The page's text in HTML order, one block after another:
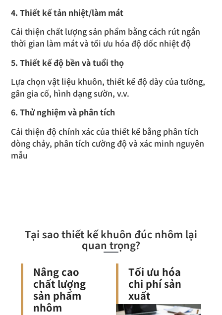
4. Thiết kế tản nhiệt/làm mát
Cải thiện chất lượng sản phẩm bằng cách rút ngắn
thời gian làm mát và tối ưu hóa độ dốc nhiệt độ
5. Thiết kế độ bền và tuổi thọ
Lựa chọn vật liệu khuôn, thiết kế độ dày của tường,
gân gia cố, hình dạng sườn, v.v.
6. Thử nghiệm và phân tích
Cải thiện độ chính xác của thiết kế bằng phân tích
dòng chảy, phân tích cường độ và xác minh nguyên
mẫu
Tại sao thiết kế khuôn đúc nhôm lại
quan trọng?
Nâng cao
chất lượng
sản phẩm
nhôm
Tối ưu hóa
chi phí sản
xuất